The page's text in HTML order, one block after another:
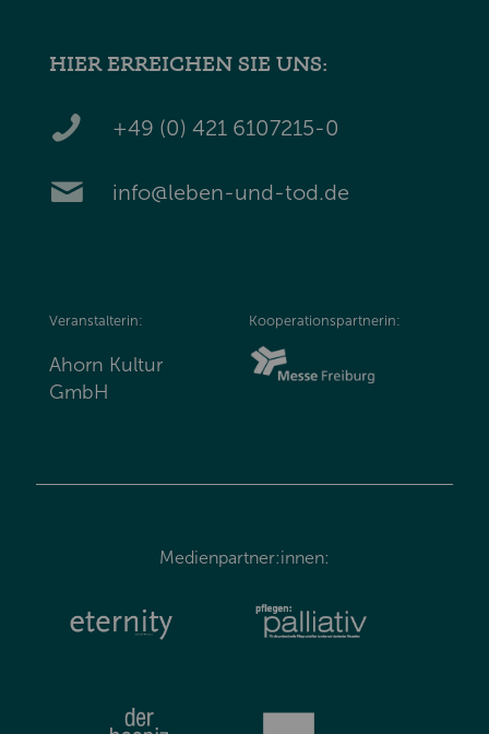
HIER ERREICHEN SIE UNS:
+49 (0) 421 6107215-0
info@leben-und-tod.de
Veranstalterin:
Ahorn Kultur
GmbH
Kooperationspartnerin:
Medienpartner:innen: